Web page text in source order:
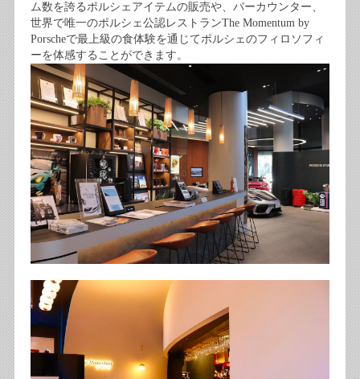
ム数を誇るポルシェアイテムの販売や、バーカウンター、
世界で唯一のポルシェ公認レストランThe Momentum by
Porscheで最上級の食体験を通じてポルシェのフィロソフィ
ーを体感することができます。